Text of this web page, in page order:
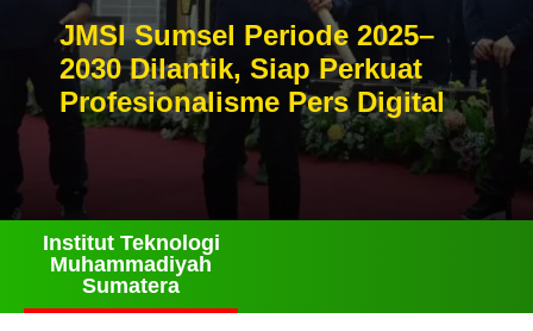
JMSI Sumsel Periode 2025–
2030 Dilantik, Siap Perkuat
Profesionalisme Pers Digital
Institut Teknologi
Muhammadiyah
Sumatera